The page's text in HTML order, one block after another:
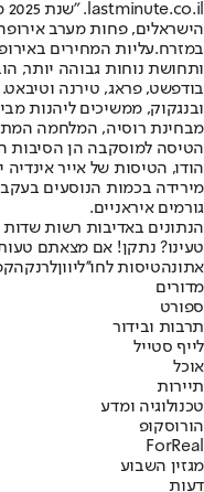
lastminute.co.il. "
הישראלים, פחות מערב
במזרח.עליות המחירים
ותחושת נוחות גבוהה יותר,
בודפשט, פראג, טירנה וטיבאט
ובנגקוק, ממשיכים ליהנות
מבחינת רוסיה, המלחמה
הטיסה למוסקבה הן הסיבות
מירידה בכמות הנוסעים
גורמים איראניים.
הנתונים באדיבות רשות
טעינו? נתקן! אם מצאתם
אתונהטיסות לחו''ליווןלרנקה
מדורים
ספורט
תרבות ובידור
לייף סטייל
אוכל
תיירות
טכנולוגיה ומדע
הורוסקופ
ForReal
מגזין השבוע
דעות